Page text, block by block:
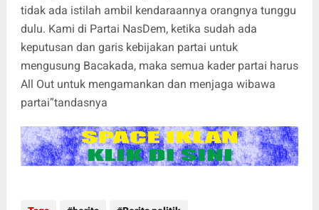
tidak ada istilah ambil kendaraannya orangnya tunggu
dulu. Kami di Partai NasDem, ketika sudah ada
keputusan dan garis kebijakan partai untuk
mengusung Bacakada, maka semua kader partai harus
All Out untuk mengamankan dan menjaga wibawa
partai”tandasnya